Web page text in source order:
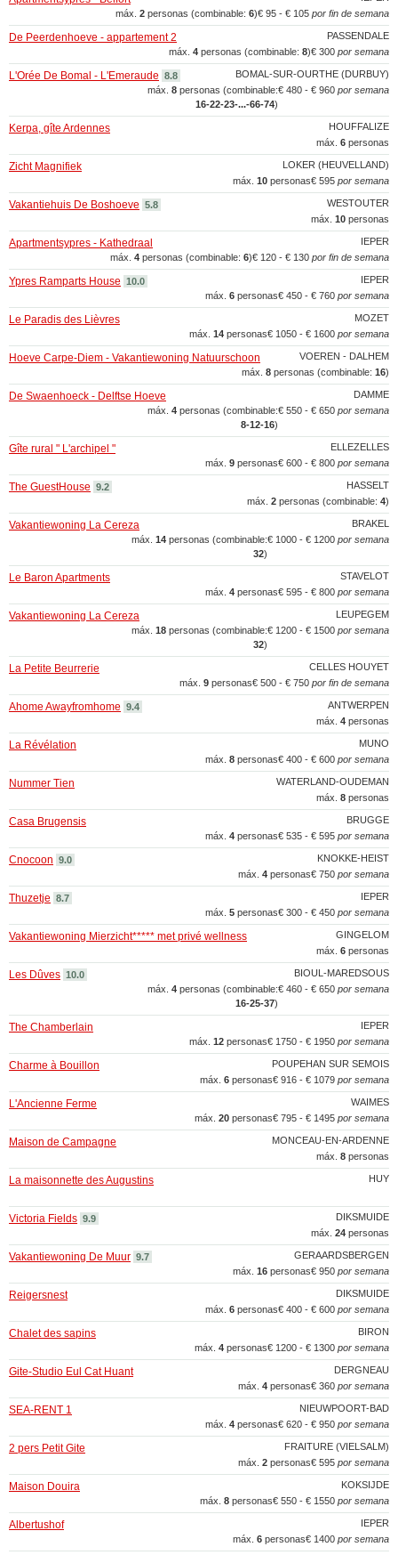
€ 95 - € 105 por fin de semana
máx. 2 personas (combinable: 6)
PASSENDALE
De Peerdenhoeve - appartement 2
€ 300 por semana
máx. 4 personas (combinable: 8)
BOMAL-SUR-OURTHE (DURBUY)
L'Orée De Bomal - L'Emeraude 8.8
€ 480 - € 960 por semana
máx. 8 personas (combinable:
16‑22‑23‑...‑66‑74)
HOUFFALIZE
Kerpa, gîte Ardennes
máx. 6 personas
LOKER (HEUVELLAND)
Zicht Magnifiek
€ 595 por semana
máx. 10 personas
WESTOUTER
Vakantiehuis De Boshoeve 5.8
máx. 10 personas
IEPER
Apartmentsypres - Kathedraal
€ 120 - € 130 por fin de semana
máx. 4 personas (combinable: 6)
IEPER
Ypres Ramparts House 10.0
€ 450 - € 760 por semana
máx. 6 personas
MOZET
Le Paradis des Lièvres
€ 1050 - € 1600 por semana
máx. 14 personas
VOEREN - DALHEM
Hoeve Carpe-Diem - Vakantiewoning Natuurschoon
máx. 8 personas (combinable: 16)
DAMME
De Swaenhoeck - Delftse Hoeve
€ 550 - € 650 por semana
máx. 4 personas (combinable:
8‑12‑16)
ELLEZELLES
Gîte rural " L'archipel "
€ 600 - € 800 por semana
máx. 9 personas
HASSELT
The GuestHouse 9.2
máx. 2 personas (combinable: 4)
BRAKEL
Vakantiewoning La Cereza
€ 1000 - € 1200 por semana
máx. 14 personas (combinable:
32)
STAVELOT
Le Baron Apartments
€ 595 - € 800 por semana
máx. 4 personas
LEUPEGEM
Vakantiewoning La Cereza
€ 1200 - € 1500 por semana
máx. 18 personas (combinable:
32)
CELLES HOUYET
La Petite Beurrerie
€ 500 - € 750 por fin de semana
máx. 9 personas
ANTWERPEN
Ahome Awayfromhome 9.4
máx. 4 personas
MUNO
La Révélation
€ 400 - € 600 por semana
máx. 8 personas
WATERLAND-OUDEMAN
Nummer Tien
máx. 8 personas
BRUGGE
Casa Brugensis
€ 535 - € 595 por semana
máx. 4 personas
KNOKKE-HEIST
Cnocoon 9.0
€ 750 por semana
máx. 4 personas
IEPER
Thuzetje 8.7
€ 300 - € 450 por semana
máx. 5 personas
GINGELOM
Vakantiewoning Mierzicht***** met privé wellness
máx. 6 personas
BIOUL-MAREDSOUS
Les Dûves 10.0
€ 460 - € 650 por semana
máx. 4 personas (combinable:
16‑25‑37)
IEPER
The Chamberlain
€ 1750 - € 1950 por semana
máx. 12 personas
POUPEHAN SUR SEMOIS
Charme à Bouillon
€ 916 - € 1079 por semana
máx. 6 personas
WAIMES
L'Ancienne Ferme
€ 795 - € 1495 por semana
máx. 20 personas
MONCEAU-EN-ARDENNE
Maison de Campagne
máx. 8 personas
HUY
La maisonnette des Augustins
DIKSMUIDE
Victoria Fields 9.9
máx. 24 personas
GERAARDSBERGEN
Vakantiewoning De Muur 9.7
€ 950 por semana
máx. 16 personas
DIKSMUIDE
Reigersnest
€ 400 - € 600 por semana
máx. 6 personas
BIRON
Chalet des sapins
€ 1200 - € 1300 por semana
máx. 4 personas
DERGNEAU
Gite-Studio Eul Cat Huant
€ 360 por semana
máx. 4 personas
NIEUWPOORT-BAD
SEA-RENT 1
€ 620 - € 950 por semana
máx. 4 personas
FRAITURE (VIELSALM)
2 pers Petit Gite
€ 595 por semana
máx. 2 personas
KOKSIJDE
Maison Douira
€ 550 - € 1550 por semana
máx. 8 personas
IEPER
Albertushof
€ 1400 por semana
máx. 6 personas